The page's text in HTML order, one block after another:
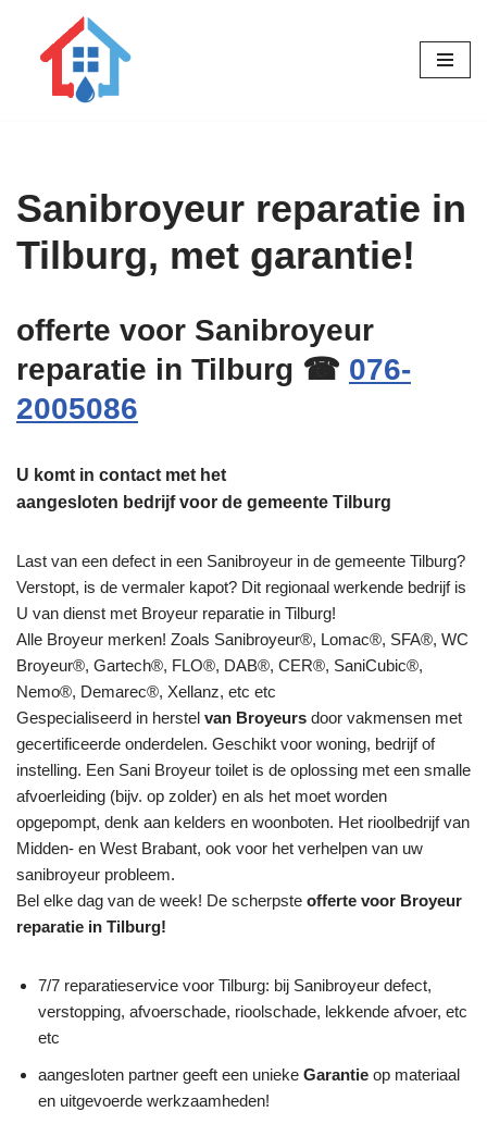
Sanibroyeur reparatie in
Tilburg, met garantie!
offerte voor Sanibroyeur
reparatie in Tilburg ☎ 076-
2005086
U komt in contact met het
aangesloten bedrijf voor de gemeente Tilburg
Last van een defect in een Sanibroyeur in de gemeente Tilburg?
Verstopt, is de vermaler kapot? Dit regionaal werkende bedrijf is
U van dienst met Broyeur reparatie in Tilburg!
Alle Broyeur merken! Zoals Sanibroyeur®, Lomac®, SFA®, WC
Broyeur®, Gartech®, FLO®, DAB®, CER®, SaniCubic®,
Nemo®, Demarec®, Xellanz, etc etc
Gespecialiseerd in herstel van Broyeurs door vakmensen met
gecertificeerde onderdelen. Geschikt voor woning, bedrijf of
instelling. Een Sani Broyeur toilet is de oplossing met een smalle
afvoerleiding (bijv. op zolder) en als het moet worden
opgepompt, denk aan kelders en woonboten. Het rioolbedrijf van
Midden- en West Brabant, ook voor het verhelpen van uw
sanibroyeur probleem.
Bel elke dag van de week! De scherpste offerte voor Broyeur
reparatie in Tilburg!
7/7 reparatieservice voor Tilburg: bij Sanibroyeur defect,
verstopping, afvoerschade, rioolschade, lekkende afvoer, etc
etc
aangesloten partner geeft een unieke Garantie op materiaal
en uitgevoerde werkzaamheden!